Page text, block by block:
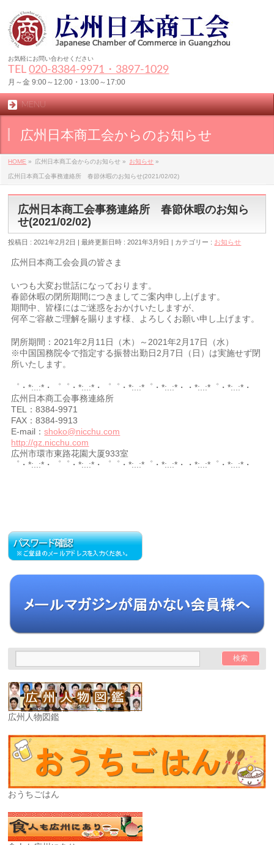
お気軽にお問い合わせください
TEL020-8384‐9971・3897-1029
月～金 9:00～12:00・13:00～17:00
MENU
広州日本商工会からのお知らせ
HOME » 広州日本商工会からのお知らせ » お知らせ »
広州日本商工会事務連絡所 春節休暇のお知らせ(2021/02/02)
広州日本商工会事務連絡所 春節休暇のお知ら
せ(2021/02/02)
投稿日 : 2021年2月2日 最終更新日時 : 2021年3月9日 カテゴリー : お知らせ
広州日本商工会会員の皆さま
いつも大変お世話になっております。
春節休暇の閉所期間につきましてご案内申し上げます。
期間中、皆様にはご迷惑をおかけいたしますが、
何卒ご容赦ご理解を賜ります様、よろしくお願い申し上げます。
閉所期間：2021年2月11日（木）～2021年2月17日（水）
※中国国務院令で指定する振替出勤日2月7日（日）は実施せず閉
所いたします。
゜・*:..:*・゜゜・*:..:*・゜゜・*:..:*゜・*:..:*・・*:..:*゜・*:..:*・
広州日本商工会事務連絡所
TEL：8384-9971
FAX：8384-9913
E-mail：shoko@nicchu.com
http://gz.nicchu.com
広州市環市東路花園大厦933室
゜・*:..:*・゜゜・*:..:*・゜゜・*:..:*゜・*:..:*・・*:..:*゜・*:..:*・
広州人物図鑑
おうちごはん